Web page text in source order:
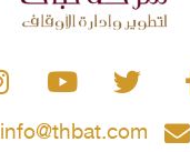
info@thbat.com